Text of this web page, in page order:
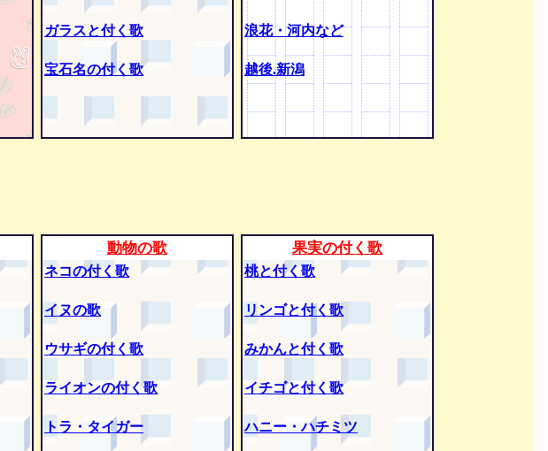
ガラスと付く歌
宝石名の付く歌
浪花・河内など
越後.新潟
動物の歌
ネコの付く歌
イヌの歌
ウサギの付く歌
ライオンの付く歌
トラ・タイガー
果実の付く歌
桃と付く歌
リンゴと付く歌
みかんと付く歌
イチゴと付く歌
ハニー・ハチミツ